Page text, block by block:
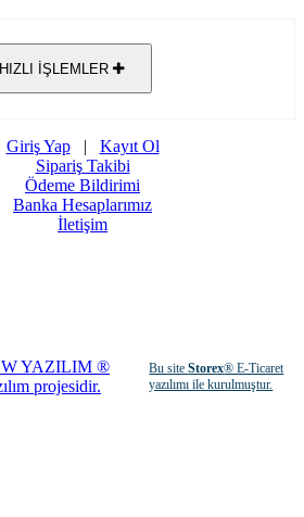
HIZLI İŞLEMLER
Giriş Yap| Kayıt Ol
Sipariş Takibi
Ödeme Bildirimi
Banka Hesaplarımız
İletişim
Bu siteStorex® E-Ticaret
yazılımı ile kurulmuştur.